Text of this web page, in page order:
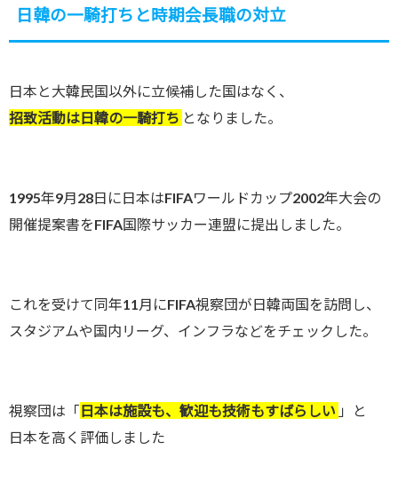
日韓の一騎打ちと時期会長職の対立
日本と大韓民国以外に立候補した国はなく、
招致活動は日韓の一騎打ち となりました。
1995年9月28日に日本はFIFAワールドカップ2002年大会の
開催提案書をFIFA国際サッカー連盟に提出しました。
これを受けて同年11月にFIFA視察団が日韓両国を訪問し、
スタジアムや国内リーグ、インフラなどをチェックした。
視察団は「 日本は施設も、歓迎も技術もすばらしい 」と
日本を高く評価しました